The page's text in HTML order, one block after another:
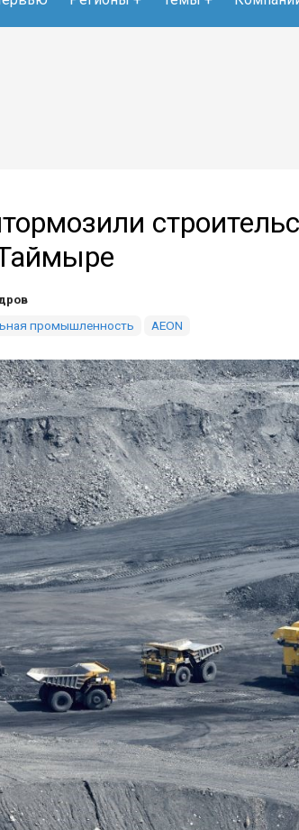
промышленность AEON